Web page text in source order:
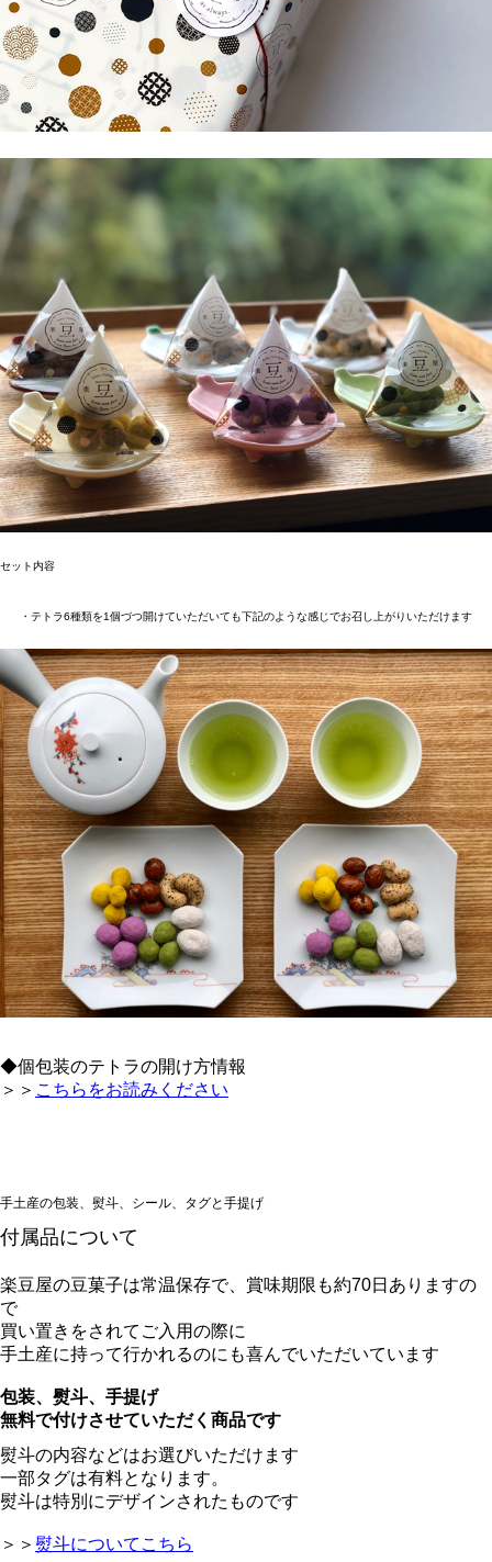
セット内容
・テトラ6種類を1個づつ開けていただいても下記のような感じでお召し上がりいただけます
◆個包装のテトラの開け方情報
＞＞ こちらをお読みください
手土産の包装、熨斗、シール、タグと手提げ
付属品について
楽豆屋の豆菓子は常温保存で、賞味期限も約70日ありますの
で
買い置きをされて ご入用の際に
手土産に持って行かれるのにも喜んでいただいています
包装、熨斗、手提げ
無料で付けさせていただく商品です
熨斗の内容などはお選びいただけます
一部タグは有料となります。
熨斗は特別にデザインされたものです
＞＞ 熨斗についてこちら